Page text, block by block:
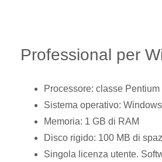
Professional per
Processore: classe Pentium
Sistema operativo:
Memoria: 1 GB di RAM
Disco rigido: 100 MB di
Singola licenza utente.